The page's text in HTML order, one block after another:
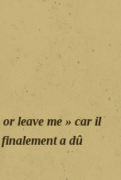
leave me » car il
a dû